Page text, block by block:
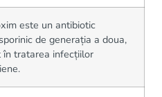
este un antibiotic
de generația a doua,
în tratarea infecțiilor